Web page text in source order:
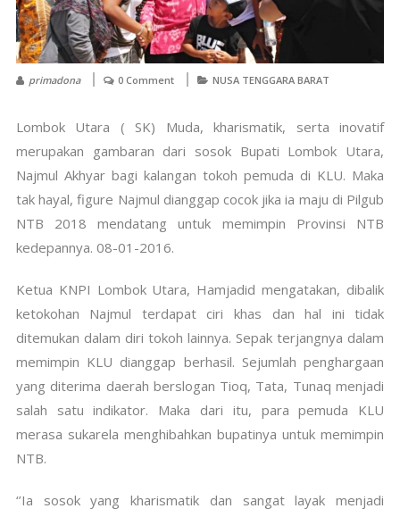
primadona 0 Comment NUSA TENGGARA BARAT
Lombok Utara ( SK) Muda, kharismatik, serta inovatif
merupakan gambaran dari sosok Bupati Lombok Utara,
Najmul Akhyar bagi kalangan tokoh pemuda di KLU. Maka
tak hayal, figure Najmul dianggap cocok jika ia maju di Pilgub
NTB 2018 mendatang untuk memimpin Provinsi NTB
kedepannya. 08-01-2016.
Ketua KNPI Lombok Utara, Hamjadid mengatakan, dibalik
ketokohan Najmul terdapat ciri khas dan hal ini tidak
ditemukan dalam diri tokoh lainnya. Sepak terjangnya dalam
memimpin KLU dianggap berhasil. Sejumlah penghargaan
yang diterima daerah berslogan Tioq, Tata, Tunaq menjadi
salah satu indikator. Maka dari itu, para pemuda KLU
merasa sukarela menghibahkan bupatinya untuk memimpin
NTB.
‘’Ia sosok yang kharismatik dan sangat layak menjadi